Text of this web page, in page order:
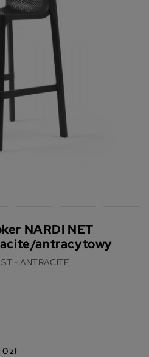
NARDI NET
antracytowy
ST - ANTRACITE
zł